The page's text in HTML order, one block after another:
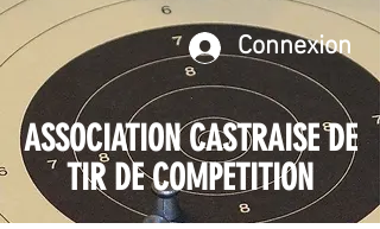
Connexion
ASSOCIATION CASTRAISE DE
TIR DE COMPETITION